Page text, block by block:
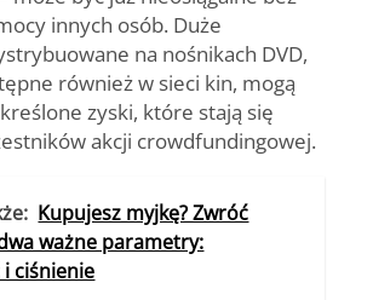
innych osób. Duże
na nośnikach DVD,
również w sieci kin, mogą
zyski, które stają się
akcji crowdfundingowej.
Kupujesz myjkę? Zwróć
ważne parametry:
ciśnienie